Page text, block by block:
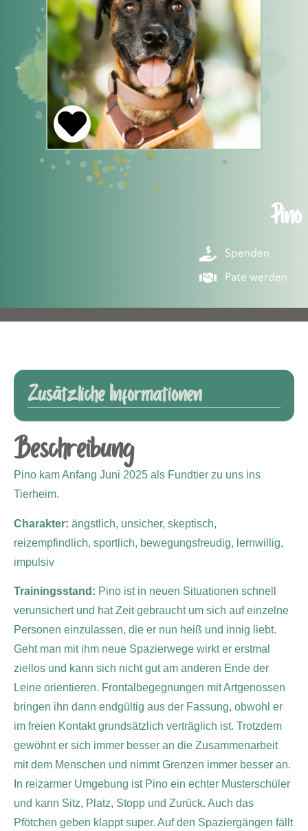
Pino
Spenden
Pate werden
Zusätzliche Informationen
Beschreibung
Pino kam Anfang Juni 2025 als Fundtier zu uns ins
Tierheim.
Charakter: ängstlich, unsicher, skeptisch,
reizempfindlich, sportlich, bewegungsfreudig, lernwillig,
impulsiv
Trainingsstand: Pino ist in neuen Situationen schnell
verunsichert und hat Zeit gebraucht um sich auf einzelne
Personen einzulassen, die er nun heiß und innig liebt.
Geht man mit ihm neue Spazierwege wirkt er erstmal
ziellos und kann sich nicht gut am anderen Ende der
Leine orientieren. Frontalbegegnungen mit Artgenossen
bringen ihn dann endgültig aus der Fassung, obwohl er
im freien Kontakt grundsätzlich verträglich ist. Trotzdem
gewöhnt er sich immer besser an die Zusammenarbeit
mit dem Menschen und nimmt Grenzen immer besser an.
In reizarmer Umgebung ist Pino ein echter Musterschüler
und kann Sitz, Platz, Stopp und Zurück. Auch das
Pfötchen geben klappt super. Auf den Spaziergängen fällt